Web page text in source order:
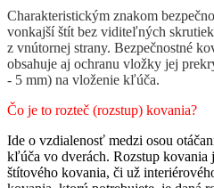
Charakteristickým znakom
vonkajší štít bez viditeľných
z vnútornej strany. Bezpečnostné
obsahuje aj ochranu vložky jej
- 5 mm) na vloženie kľúča.
Čo je to rozteč (rozstup) kovania?
Ide o vzdialenosť medzi osou
kľúča vo dverách. Rozstup kovania
štítového kovania, či už